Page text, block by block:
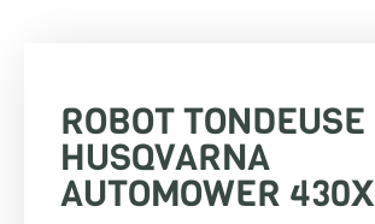
ROBOT TONDEUSE
HUSQVARNA
AUTOMOWER 430X